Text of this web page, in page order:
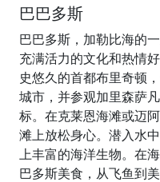
巴巴多斯
巴巴多斯，加勒比海的
充满活力的文化和热情
史悠久的首都布里奇顿
城市，并参观加里森萨
标。在克莱恩海滩或迈
滩上放松身心。潜入水
上丰富的海洋生物。在
巴多斯美食，从飞鱼到